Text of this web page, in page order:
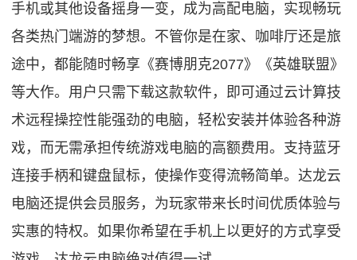
手机或其他设备摇身一变，成为高配电脑，实现畅玩
各类热门端游的梦想。不管你是在家、咖啡厅还是旅
途中，都能随时畅享《赛博朋克2077》《英雄联盟》
等大作。用户只需下载这款软件，即可通过云计算技
术远程操控性能强劲的电脑，轻松安装并体验各种游
戏，而无需承担传统游戏电脑的高额费用。支持蓝牙
连接手柄和键盘鼠标，使操作变得流畅简单。达龙云
电脑还提供会员服务，为玩家带来长时间优质体验与
实惠的特权。如果你希望在手机上以更好的方式享受